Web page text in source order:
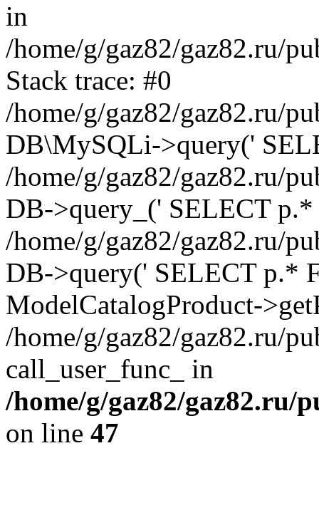
in
/home/g/gaz82/gaz82.ru/
Stack trace: #0
/home/g/gaz82/gaz82.ru/
DB\MySQLi->query('
/home/g/gaz82/gaz82.ru/
DB->query_(' SELECT
/home/g/gaz82/gaz82.ru/
DB->query(' SELECT p.*
ModelCatalogProduct-
/home/g/gaz82/gaz82.ru/
call_user_func_ in
/home/g/gaz82/
on line 47